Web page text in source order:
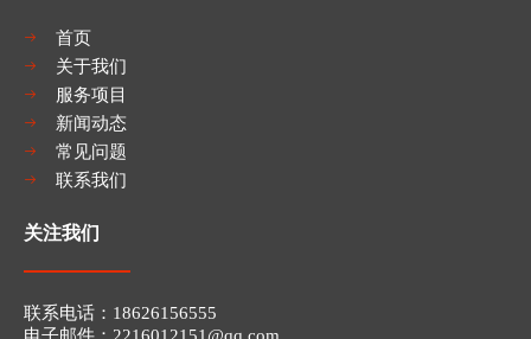
首页
关于我们
服务项目
新闻动态
常见问题
联系我们
关注我们
联系电话：​​18626156555